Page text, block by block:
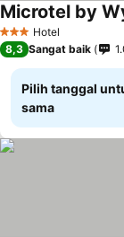
3 BintangHotel
Microtel by
8,3 Sangat baik
Pilih tanggal
sama